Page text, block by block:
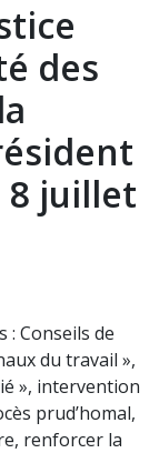
des
8 juillet
: Conseils de
du travail »,
», intervention
prud’homal,
renforcer la